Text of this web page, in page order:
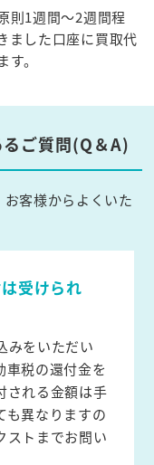
則1週間～2週間程
ました口座に買取代
。
ご質問(Q＆A)
客様からよくいた
受けられ
みをいただい
車税の還付金を
される金額は手
も異なりますの
ストまでお問い